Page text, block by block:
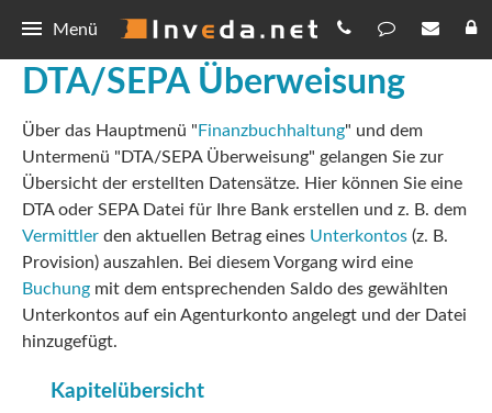
Menü
IBePro
BiPRO
Provisionsabrechnung
Serienmail
360 Grad-Sicht
Hilfe
Bestellen
Preisliste
Registrierung
Download
IBePro
Abfragen
Demo
Updates
Allgemein
Kontakt
DTA/SEPA Überweisung
Über das Hauptmenü " Finanzbuchhaltung" und dem
Untermenü "DTA/SEPA Überweisung" gelangen Sie zur
Übersicht der erstellten Datensätze. Hier können Sie eine
DTA oder SEPA Datei für Ihre Bank erstellen und z. B. dem
Vermittler den aktuellen Betrag eines Unterkontos (z. B.
Provision) auszahlen. Bei diesem Vorgang wird eine
Buchung mit dem entsprechenden Saldo des gewählten
Unterkontos auf ein Agenturkonto angelegt und der Datei
hinzugefügt.
Kapitelübersicht